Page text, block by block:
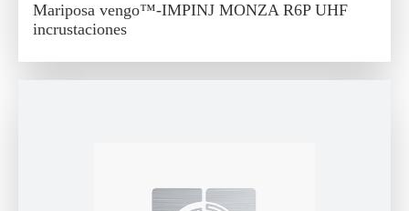
Mariposa vengo™-IMPINJ MONZA R6P UHF
incrustaciones